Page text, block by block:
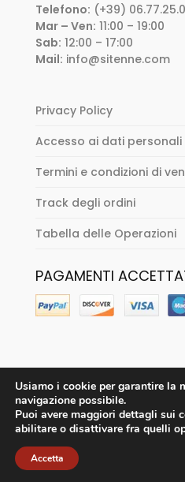
Telefono: (+39)
Mar – Ven: 11:00 – 19:00
Sab: 12:00 – 17:00
Mail: info@sitenne.com
Privacy Policy
Accesso ai dati personali
Termini e condizioni di
Track degli ordini
Tabella delle Operazioni
PAGAMENTI
Sitenne Vintage Store -
Usiamo i cookie per garantire la
navigazione possibile.
Puoi avere maggiori dettagli sui
abilitare o disattivare fra quelli
Accetta